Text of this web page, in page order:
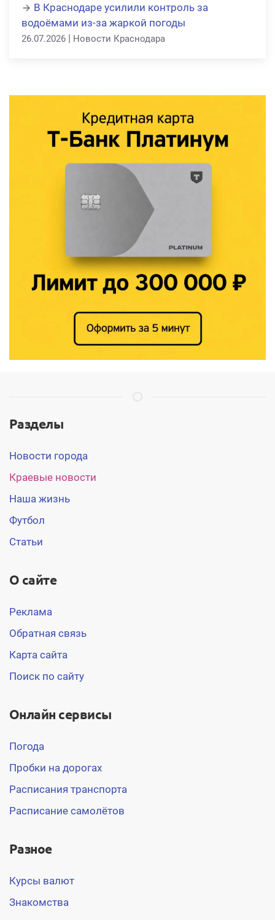
В Краснодаре усилили контроль за
водоёмами из-за жаркой погоды
26.07.2026 | Новости Краснодара
Разделы
Новости города
Краевые новости
Наша жизнь
Футбол
Статьи
О сайте
Реклама
Обратная связь
Карта сайта
Поиск по сайту
Онлайн сервисы
Погода
Пробки на дорогах
Расписания транспорта
Расписание самолётов
Разное
Курсы валют
Знакомства